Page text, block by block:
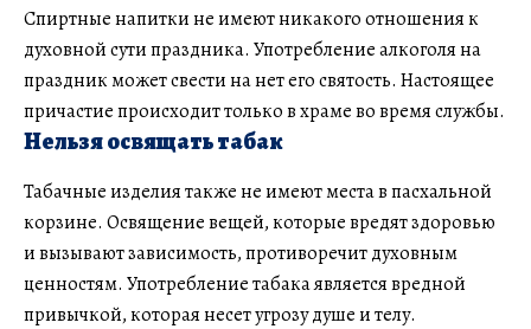
Спиртные напитки не имеют никакого отношения к
духовной сути праздника. Употребление алкоголя на
праздник может свести на нет его святость. Настоящее
причастие происходит только в храме во время службы.
Нельзя освящать табак
Табачные изделия также не имеют места в пасхальной
корзине. Освящение вещей, которые вредят здоровью
и вызывают зависимость, противоречит духовным
ценностям. Употребление табака является вредной
привычкой, которая несет угрозу душе и телу.